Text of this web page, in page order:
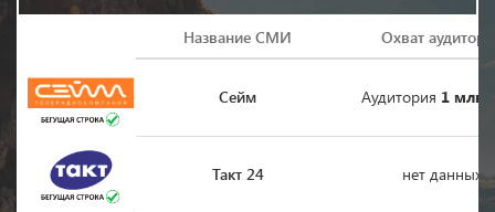
Название СМИ Охват
Сейм Аудитория 1 млн.
Такт 24 нет данных